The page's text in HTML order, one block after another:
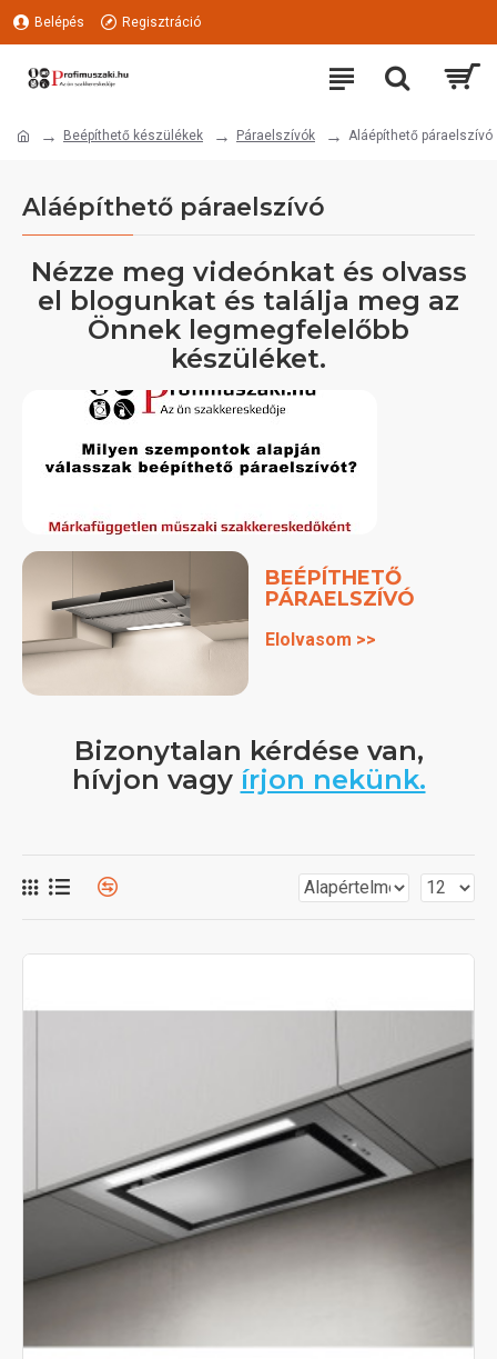
Belépés Regisztráció
Beépíthető készülékek Páraelszívók Aláépíthető páraelszívó
Aláépíthető páraelszívó
Nézze meg videónkat és olvass
el blogunkat és találja meg az
Önnek legmegfelelőbb
készüléket.
BEÉPÍTHETŐ
PÁRAELSZÍVÓ
Elolvasom >>
Bizonytalan kérdése van,
hívjon vagy írjon nekünk.